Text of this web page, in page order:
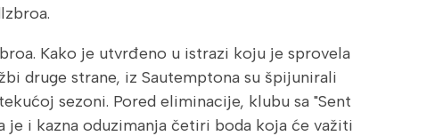
Kako je utvrđeno u istrazi koju je sprovela
druge strane, iz Sautemptona su špijunirali
sezoni. Pored eliminacije, klubu sa "Sent
je i kazna oduzimanja četiri boda koja će važiti